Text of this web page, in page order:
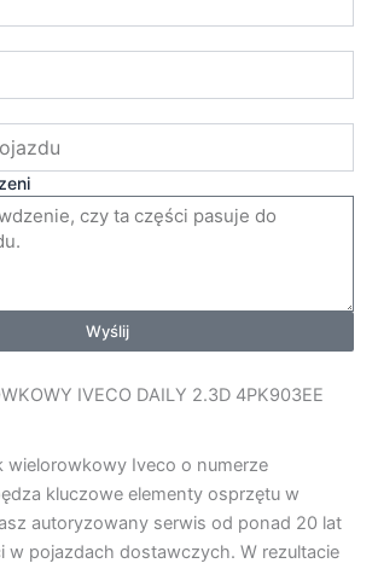
Wyślij
IVECO DAILY 2.3D 4PK903EE
wielorowkowy Iveco o numerze
kluczowe elementy osprzętu w
autoryzowany serwis od ponad 20 lat
w pojazdach dostawczych. W rezultacie